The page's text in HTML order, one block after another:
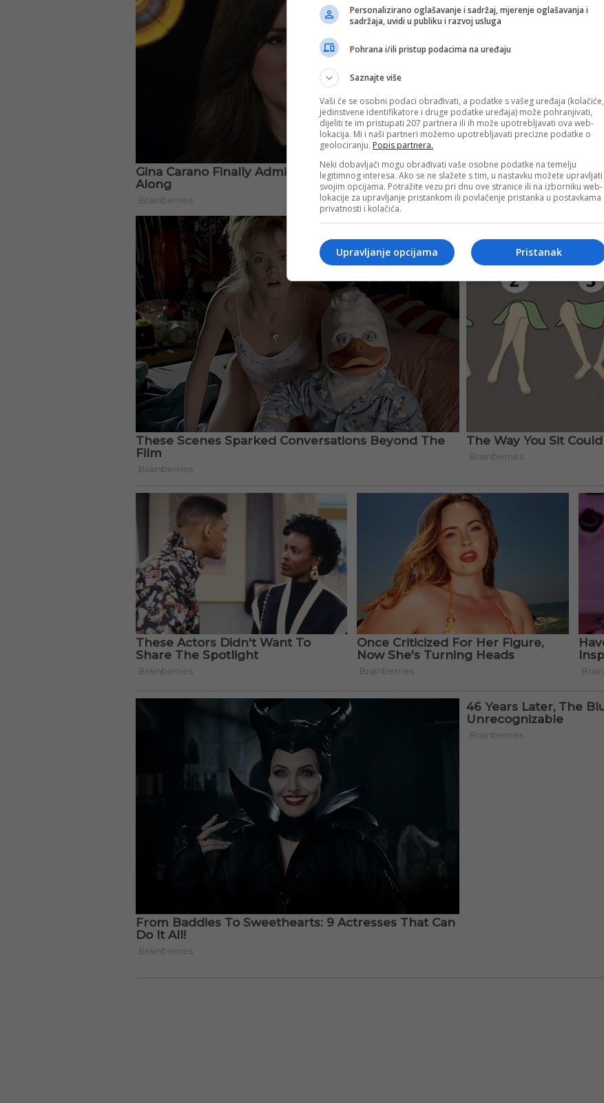
Personalizirano oglašavanje i sadržaj, mjerenje oglašavanja i
sadržaja, uvidi u publiku i razvoj usluga
Pohrana i/ili pristup podacima na uređaju
Saznajte više
Vaši će se osobni podaci obrađivati, a podatke s vašeg uređaja (kolačiće,
jedinstvene identifikatore i druge podatke uređaja) može pohranjivati,
dijeliti te im pristupati 207 partnera ili ih može upotrebljavati ova web-
lokacija. Mi i naši partneri možemo upotrebljavati precizne podatke o
geolociranju. Popis partnera.
Neki dobavljači mogu obrađivati vaše osobne podatke na temelju
legitimnog interesa. Ako se ne slažete s tim, u nastavku možete upravljati
svojim opcijama. Potražite vezu pri dnu ove stranice ili na izborniku web-
lokacije za upravljanje pristankom ili povlačenje pristanka u postavkama
privatnosti i kolačića.
Pristanak
Upravljanje opcijama